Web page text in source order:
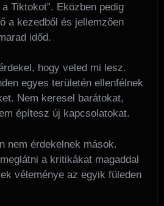
Tiktokot”. Eközben pedig
a kezedből és jellemzően
időd.
hogy veled mi lesz.
egyes területén ellenfélnek
Nem keresel barátokat,
építesz új kapcsolatokat.
nem érdekelnek mások.
a kritikákat magaddal
véleménye az egyik füleden